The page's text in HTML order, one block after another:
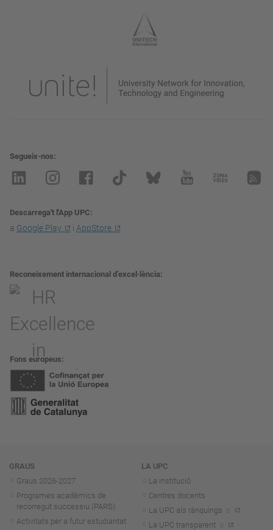
Segueix-nos
Descarrega't l'App UPC
a Google Play i AppStore
Reconeixement internacional d’excel·lència
Fons europeus
Navegació
GRAUS
Graus 2026-2027
Programes acadèmics de
recorregut successiu (PARS)
Activitats per a futur estudiantat
LA UPC
La institució
Centres docents
La UPC als rànquings
La UPC transparent